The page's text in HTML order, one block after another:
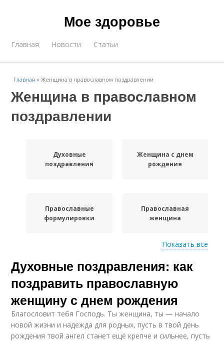
Мое здоровье
Главная Новости Статьи
Главная »Женщина в православном поздравлении
Женщина в православном
поздравлении
Духовные
поздравления
Женщина с днем
рождения
Православные
формулировки
Православная
женщина
Элементы в
поздравлении
Поздравление с днем
рождения
Православные
поздравления
Поздравления с днем
рождения
Показать все
Духовные поздравления: как
поздравить православную
женщину с днем рождения
Благословит тебя Господь. Ты женщина, ты — начало
новой жизни и надежда для родных, пусть в твой день
рождения твой ангел станет ещё крепче и сильнее, пусть